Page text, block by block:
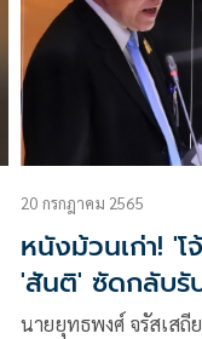
20 กรกฎาคม 2565
หนังม้วนเก่า! '
'สันติ' ซัดกลับรั
นายยุทธพงศ์ จรัสเสถี